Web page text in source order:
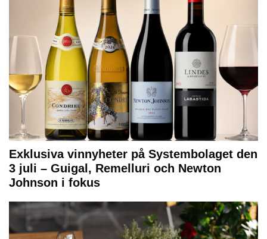
Exklusiva vinnyheter på Systembolaget den
3 juli – Guigal, Remelluri och Newton
Johnson i fokus